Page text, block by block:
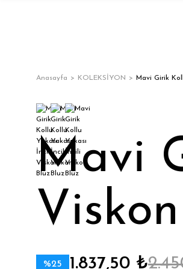
Anasayfa KOLEKSİYON Mavi Girik
Mavi
%25 1.837,50 ₺